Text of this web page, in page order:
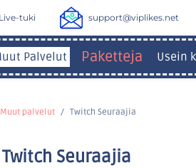
tuki support@viplikes.net
Palvelut Paketteja Usein
Muut palvelut Twitch Seuraajia
Seuraajia